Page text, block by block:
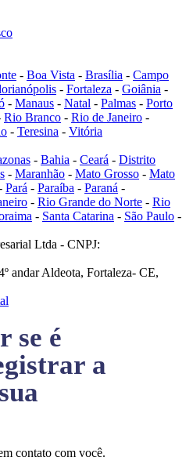
- Boa Vista - Brasília - Campo
- Fortaleza - Goiânia -
- Manaus - Natal - Palmas - Porto
Rio Branco - Rio de Janeiro -
- Teresina - Vitória
- Bahia - Ceará - Distrito
- Maranhão - Mato Grosso - Mato
Pará - Paraíba - Paraná -
- Rio Grande do Norte - Rio
- Santa Catarina - São Paulo -
Ltda - CNPJ:
andar Aldeota, Fortaleza- CE,
se é
a
contato com você.